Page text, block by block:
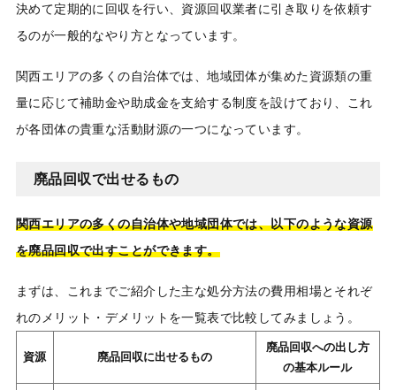
決めて定期的に回収を行い、資源回収業者に引き取りを依頼す
るのが一般的なやり方となっています。
関西エリアの多くの自治体では、地域団体が集めた資源類の重
量に応じて補助金や助成金を支給する制度を設けており、これ
が各団体の貴重な活動財源の一つになっています。
廃品回収で出せるもの
関西エリアの多くの自治体や地域団体では、以下のような資源
を廃品回収で出すことができます。
まずは、これまでご紹介した主な処分方法の費用相場とそれぞ
れのメリット・デメリットを一覧表で比較してみましょう。
資源 廃品回収に出せるもの
廃品回収への出し方
の基本ルール